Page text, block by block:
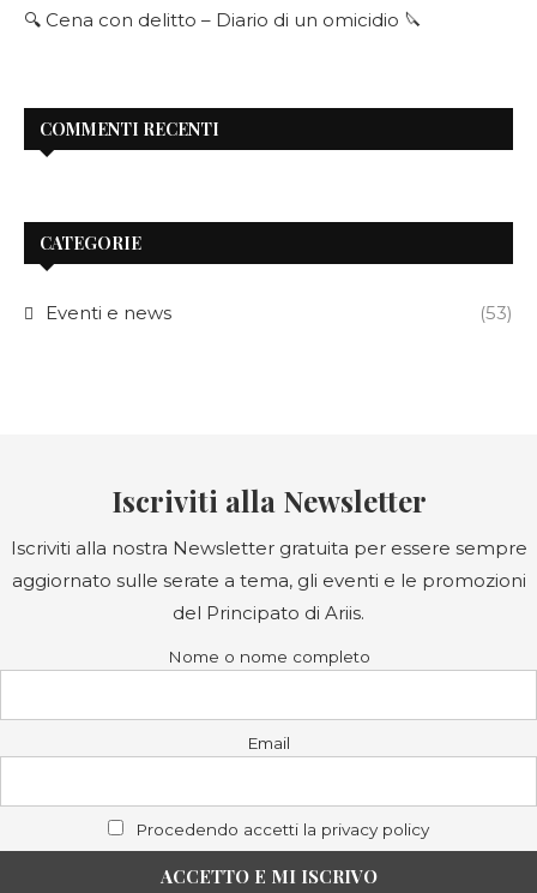
🔍 Cena con delitto – Diario di un omicidio 🔪
COMMENTI RECENTI
CATEGORIE
Eventi e news (53)
Iscriviti alla Newsletter
Iscriviti alla nostra Newsletter gratuita per essere sempre
aggiornato sulle serate a tema, gli eventi e le promozioni
del Principato di Ariis.
Nome o nome completo
Email
Procedendo accetti la privacy policy